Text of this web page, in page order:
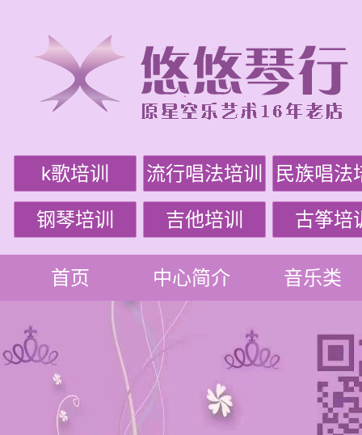
k歌培训 流行唱法培训 民族唱法
钢琴培训 吉他培训 古筝培
首页 中心简介 音乐类